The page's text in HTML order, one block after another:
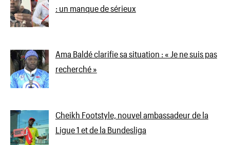
: un manque de sérieux
Ama Baldé clarifie sa situation : « Je ne suis pas
recherché »
Cheikh Footstyle, nouvel ambassadeur de la
Ligue 1 et de la Bundesliga